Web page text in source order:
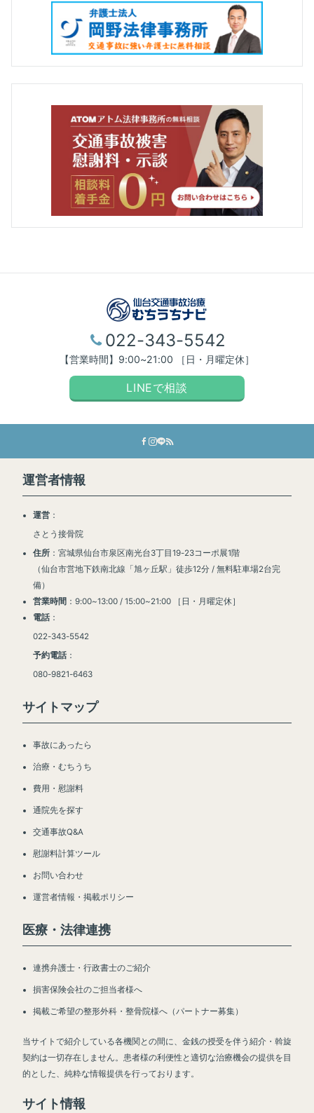
022-343-5542
【営業時間】9:00~21:00 ［日・月曜定休］
LINEで相談
運営者情報
運営：
さとう接骨院
住所：宮城県仙台市泉区南光台3丁目19-23コーポ展1階
（仙台市営地下鉄南北線「旭ヶ丘駅」徒歩12分 / 無料駐車場2台完
備）
営業時間 ：9:00~13:00 / 15:00~21:00 ［日・月曜定休］
電話：
022-343-5542
予約電話：
080-9821-6463
サイトマップ
事故にあったら
治療・むちうち
費用・慰謝料
通院先を探す
交通事故Q&A
慰謝料計算ツール
お問い合わせ
運営者情報・掲載ポリシー
医療・法律連携
連携弁護士・行政書士のご紹介
損害保険会社のご担当者様へ
掲載ご希望の整形外科・整骨院様へ（パートナー募集）
当サイトで紹介している各機関との間に、金銭の授受を伴う紹介・斡旋
契約は一切存在しません。患者様の利便性と適切な治療機会の提供を目
的とした、純粋な情報提供を行っております。
サイト情報